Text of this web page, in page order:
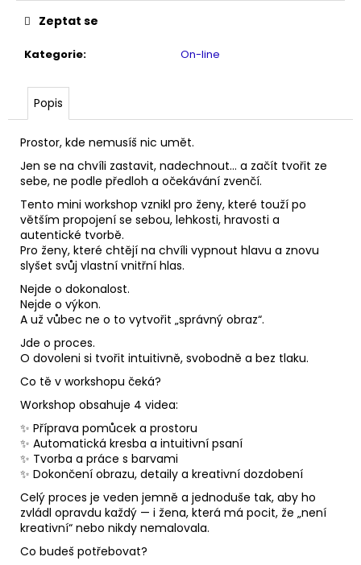
Kategorie: On-line
Zeptat se
Popis
Prostor, kde nemusíš nic umět.
Jen se na chvíli zastavit, nadechnout… a začít tvořit ze
sebe, ne podle předloh a očekávání zvenčí.
Tento mini workshop vznikl pro ženy, které touží po
větším propojení se sebou, lehkosti, hravosti a
autentické tvorbě.
Pro ženy, které chtějí na chvíli vypnout hlavu a znovu
slyšet svůj vlastní vnitřní hlas.
Nejde o dokonalost.
Nejde o výkon.
A už vůbec ne o to vytvořit „správný obraz“.
Jde o proces.
O dovoleni si tvořit intuitivně, svobodně a bez tlaku.
Co tě v workshopu čeká?
Workshop obsahuje 4 videa:
✨ Příprava pomůcek a prostoru
✨ Automatická kresba a intuitivní psaní
✨ Tvorba a práce s barvami
✨ Dokončení obrazu, detaily a kreativní dozdobení
Celý proces je veden jemně a jednoduše tak, aby ho
zvládl opravdu každý — i žena, která má pocit, že „není
kreativní“ nebo nikdy nemalovala.
Co budeš potřebovat?